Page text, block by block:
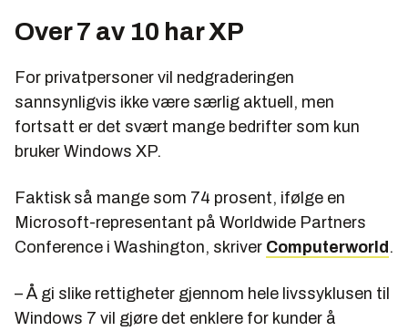
Over 7 av 10 har XP
For privatpersoner vil nedgraderingen
sannsynligvis ikke være særlig aktuell, men
fortsatt er det svært mange bedrifter som kun
bruker Windows XP.
Faktisk så mange som 74 prosent, ifølge en
Microsoft-representant på Worldwide Partners
Conference i Washington, skriver Computerworld .
– Å gi slike rettigheter gjennom hele livssyklusen til
Windows 7 vil gjøre det enklere for kunder å